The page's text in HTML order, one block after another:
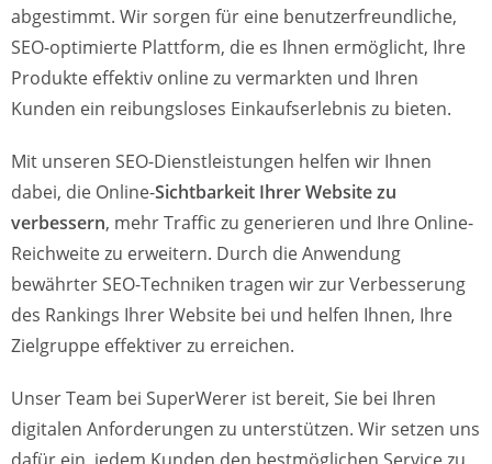
abgestimmt. Wir sorgen für eine benutzerfreundliche,
SEO-optimierte Plattform, die es Ihnen ermöglicht, Ihre
Produkte effektiv online zu vermarkten und Ihren
Kunden ein reibungsloses Einkaufserlebnis zu bieten.
Mit unseren SEO-Dienstleistungen helfen wir Ihnen
dabei, die Online-Sichtbarkeit Ihrer Website zu
verbessern, mehr Traffic zu generieren und Ihre Online-
Reichweite zu erweitern. Durch die Anwendung
bewährter SEO-Techniken tragen wir zur Verbesserung
des Rankings Ihrer Website bei und helfen Ihnen, Ihre
Zielgruppe effektiver zu erreichen.
Unser Team bei SuperWerer ist bereit, Sie bei Ihren
digitalen Anforderungen zu unterstützen. Wir setzen uns